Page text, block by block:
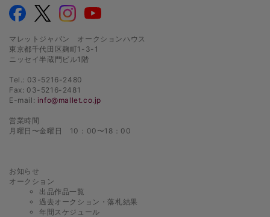
マレットジャパン オークションハウス
東京都千代田区麹町1-3-1
ニッセイ半蔵門ビル1階
Tel.: 03-5216-2480
Fax: 03-5216-2481
E-mail: info@mallet.co.jp
営業時間
月曜日〜金曜日 10：00〜18：00
お知らせ
オークション
出品作品一覧
過去オークション・落札結果
年間スケジュール